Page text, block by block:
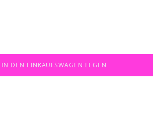
IN DEN EINKAUFSWAGEN LEGEN